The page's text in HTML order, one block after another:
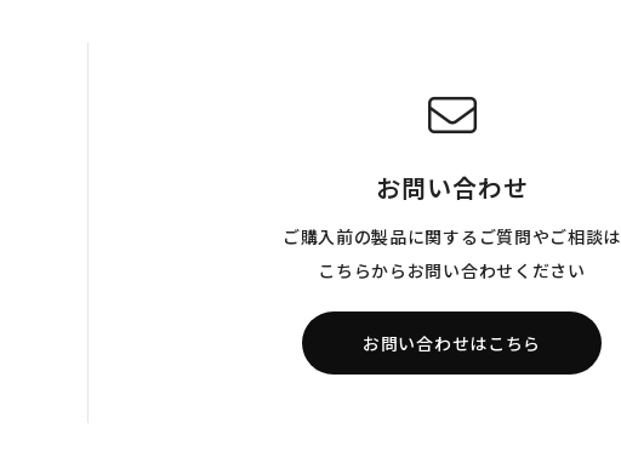
お問い合わせ
ご購入前の製品に関するご質問やご相談は
こちらからお問い合わせください
お問い合わせはこちら